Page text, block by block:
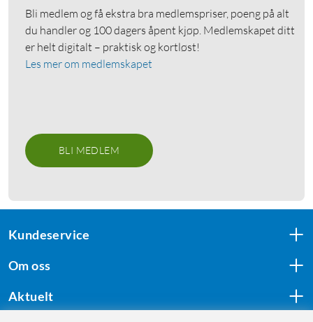
Bli medlem og få ekstra bra medlemspriser, poeng på alt
du handler og 100 dagers åpent kjøp. Medlemskapet ditt
er helt digitalt – praktisk og kortløst!
Les mer om medlemskapet
BLI MEDLEM
Kundeservice
Om oss
Aktuelt